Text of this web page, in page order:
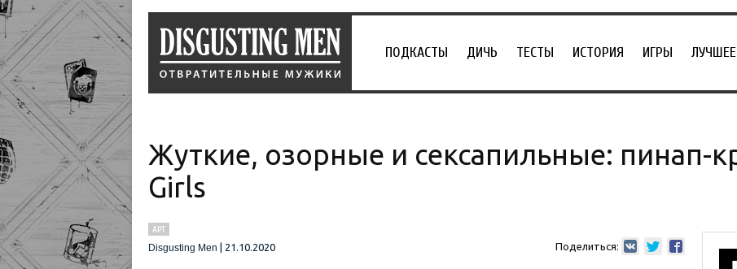
ПОДКАСТЫ ДИЧЬ ТЕСТЫ ИСТОРИЯ ИГРЫ ЛУЧШЕЕ
Жуткие, озорные и сексапильные: пинап-
Girls
АРТ
Disgusting Men
21.10.2020 Поделиться: